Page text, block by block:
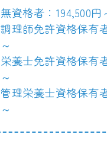
無資格者：194,500円
調理師免許資格保有
～
栄養士免許資格保有
～
管理栄養士資格保有
～